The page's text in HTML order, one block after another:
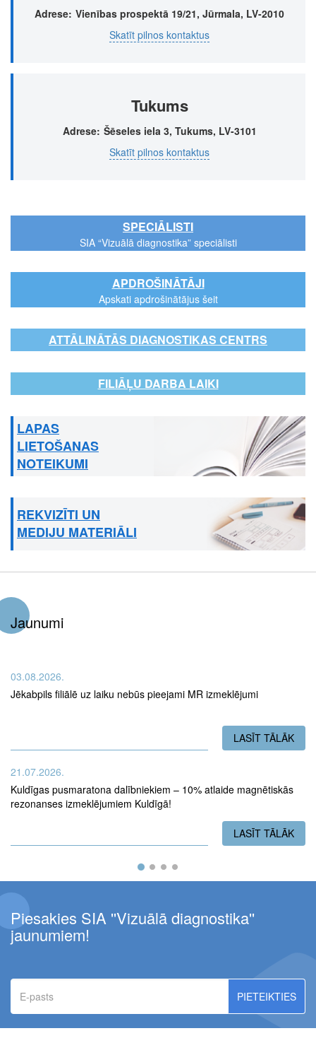
Adrese Vienības prospektā 19/21, Jūrmala, LV-2010
Skatīt pilnos kontaktus
Tukums
Adrese Šēseles iela 3, Tukums, LV-3101
Skatīt pilnos kontaktus
SPECIĀLISTI
SIA “Vizuālā diagnostika” speciālisti
APDROŠINĀTĀJI
Apskati apdrošinātājus šeit
ATTĀLINĀTĀS DIAGNOSTIKAS CENTRS
FILIĀĻU DARBA LAIKI
LAPAS
LIETOŠANAS
NOTEIKUMI
REKVIZĪTI UN
MEDIJU MATERIĀLI
Jaunumi
03.08.2026.
Jēkabpils filiālē uz laiku nebūs pieejami MR izmeklējumi
LASĪT TĀLĀK
21.07.2026.
Kuldīgas pusmaratona dalībniekiem – 10% atlaide magnētiskās
rezonanses izmeklējumiem Kuldīgā!
LASĪT TĀLĀK
Piesakies SIA ''Vizuālā diagnostika''
jaunumiem!
E-
pasts